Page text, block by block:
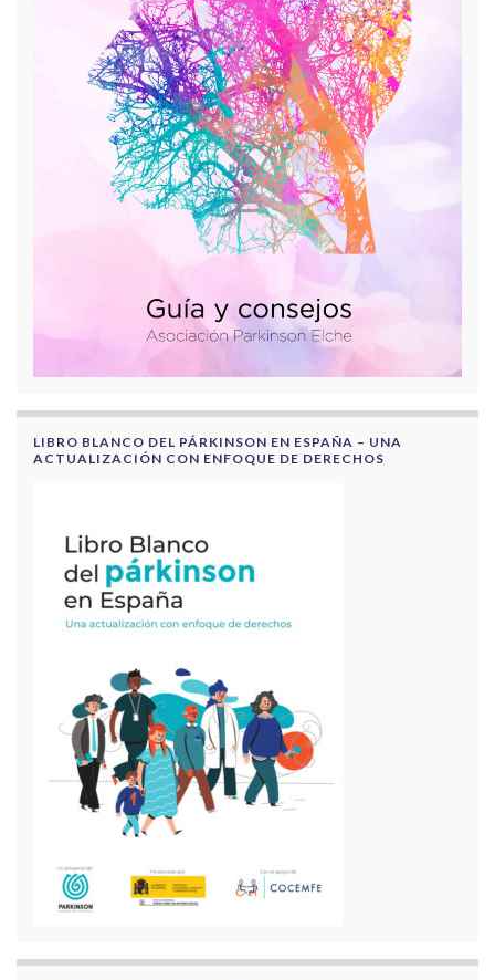
LIBRO BLANCO DEL PÁRKINSON EN ESPAÑA – UNA
ACTUALIZACIÓN CON ENFOQUE DE DERECHOS